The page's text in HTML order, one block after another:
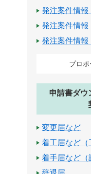
発注案件情報
発注案件情報
発注案件情報
プロ
申請書ダウ
変更届など
着工届など（
着手届など（